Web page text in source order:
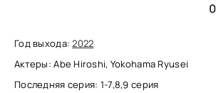
0
Год выхода:2022
Актеры: Abe Hiroshi, Yokohama Ryusei
Последняя серия: 1-7,8,9 серия